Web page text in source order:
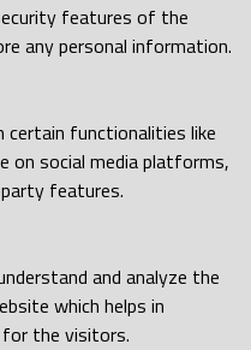
features of the
any personal information.
certain functionalities like
social media platforms,
features.
and analyze the
which helps in
for the visitors.